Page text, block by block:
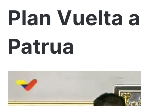
Plan Vuelta
Patrua